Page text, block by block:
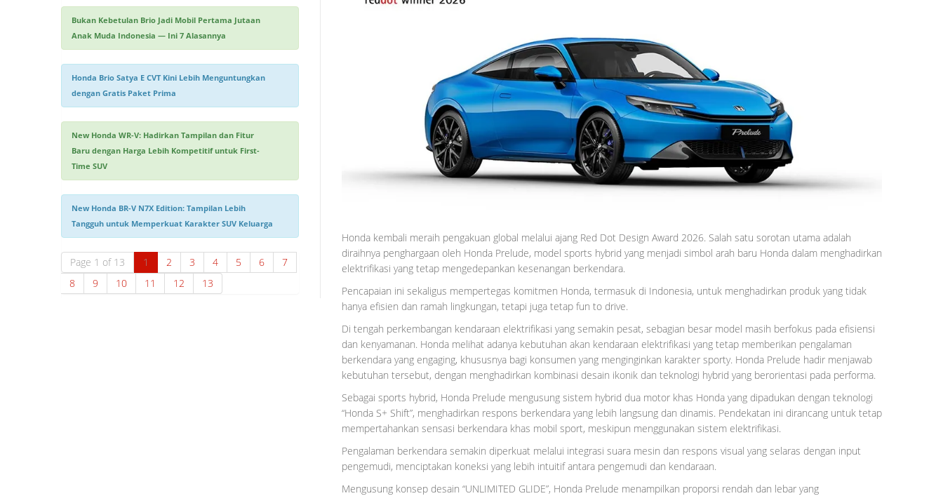
Bukan Kebetulan Brio Jadi Mobil Pertama Jutaan
Anak Muda Indonesia — Ini 7 Alasannya
Honda Brio Satya E CVT Kini Lebih Menguntungkan
dengan Gratis Paket Prima
New Honda WR-V: Hadirkan Tampilan dan Fitur
Baru dengan Harga Lebih Kompetitif untuk First-
Time SUV
New Honda BR-V N7X Edition: Tampilan Lebih
Tangguh untuk Memperkuat Karakter SUV Keluarga
Page 1 of 13 1 2 3 4 5 6
7
8
9 10 11 12 13
Honda kembali meraih pengakuan global melalui ajang Red Dot Design Award 2026. Salah satu sorotan utama adalah
diraihnya penghargaan oleh Honda Prelude, model sports hybrid yang menjadi simbol arah baru Honda dalam menghadirkan
elektrifikasi yang tetap mengedepankan kesenangan berkendara.
Pencapaian ini sekaligus mempertegas komitmen Honda, termasuk di Indonesia, untuk menghadirkan produk yang tidak
hanya efisien dan ramah lingkungan, tetapi juga tetap fun to drive.
Di tengah perkembangan kendaraan elektrifikasi yang semakin pesat, sebagian besar model masih berfokus pada efisiensi
dan kenyamanan. Honda melihat adanya kebutuhan akan kendaraan elektrifikasi yang tetap memberikan pengalaman
berkendara yang engaging, khususnya bagi konsumen yang menginginkan karakter sporty. Honda Prelude hadir menjawab
kebutuhan tersebut, dengan menghadirkan kombinasi desain ikonik dan teknologi hybrid yang berorientasi pada performa.
Sebagai sports hybrid, Honda Prelude mengusung sistem hybrid dua motor khas Honda yang dipadukan dengan teknologi
“Honda S+ Shift”, menghadirkan respons berkendara yang lebih langsung dan dinamis. Pendekatan ini dirancang untuk tetap
mempertahankan sensasi berkendara khas mobil sport, meskipun menggunakan sistem elektrifikasi.
Pengalaman berkendara semakin diperkuat melalui integrasi suara mesin dan respons visual yang selaras dengan input
pengemudi, menciptakan koneksi yang lebih intuitif antara pengemudi dan kendaraan.
Mengusung konsep desain “UNLIMITED GLIDE”, Honda Prelude menampilkan proporsi rendah dan lebar yang